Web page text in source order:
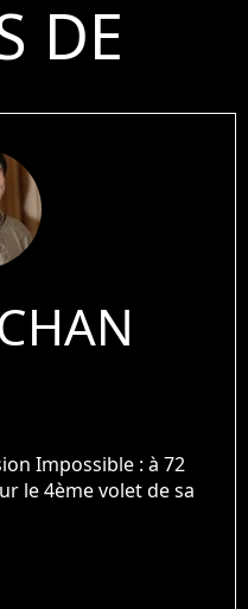
DE
Impossible : à 72
le 4ème volet de sa